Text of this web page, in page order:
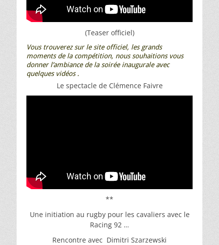
(Teaser officiel)
Vous trouverez sur le site officiel, les grands
moments de la compétition, nous souhaitions vous
donner l’ambiance de la soirée inaugurale avec
quelques vidéos .
Le spectacle de Clémence Faivre
**
Une initiation au rugby pour les cavaliers avec le
Racing 92 …
Rencontre avec Dimitri Szarzewski